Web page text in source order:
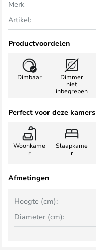
Merk
Artikel:
Productvoordelen
Dimbaar
Dimmer
niet
inbegrepen
Perfect voor deze kamers
Woonkame
r
Slaapkame
r
Afmetingen
Hoogte (cm):
Diameter (cm):